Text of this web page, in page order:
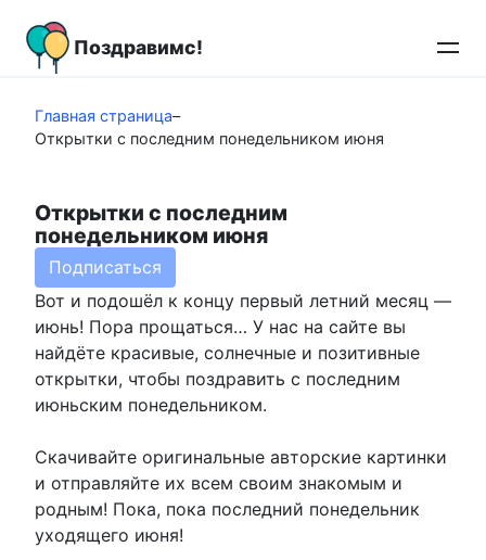
контенту
Поздравимс!
Главная страница–
Открытки с последним понедельником июня
Открытки с последним
понедельником июня
Подписаться
Вот и подошёл к концу первый летний месяц —
июнь! Пора прощаться… У нас на сайте вы
найдёте красивые, солнечные и позитивные
открытки, чтобы поздравить с последним
июньским понедельником.
Скачивайте оригинальные авторские картинки
и отправляйте их всем своим знакомым и
родным! Пока, пока последний понедельник
уходящего июня!